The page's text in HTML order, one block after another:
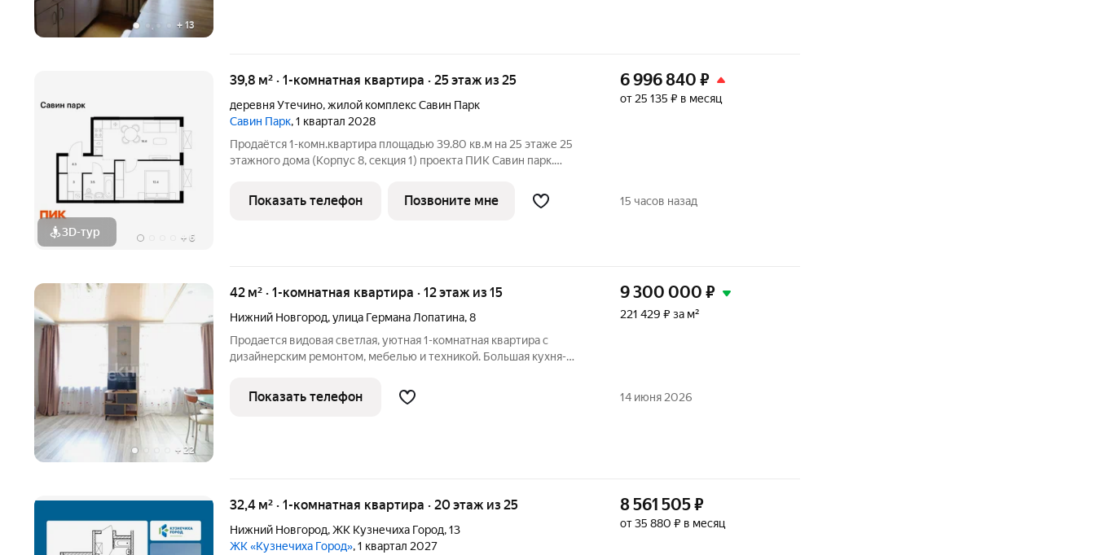
+ 13
3D-тур + 6
39,8 м² · 1-комнатная квартира · 25 этаж из 25
деревня Утечино,жилой комплекс Савин Парк
Савин Парк, 1 квартал 2028
Продаётся 1-комн.квартира площадью 39.80 кв.м на 25 этаже 25
этажного дома (Корпус 8, секция 1) проекта ПИК Савин парк.
планировка, большие окна, с отделкой. Жилой квартал «Савин
парк»
6 996 840 ₽
от 25 135 ₽ в месяц
Показать телефон Позвоните мне 15 часов назад
+ 22
42 м² · 1-комнатная квартира · 12 этаж из 15
Нижний Новгород,улица Германа Лопатина,8
Продается видовая светлая, уютная 1-комнатная квартира с
дизайнерским ремонтом, мебелью и техникой. Большая кухня-
комнату и кухню. Прекрасный вид из окон на Лопатинский сквер с
детскими и
9 300 000 ₽
221 429 ₽ за м²
Показать телефон 14 июня 2026
32,4 м² · 1-комнатная квартира · 20 этаж из 25
Нижний Новгород,ЖК Кузнечиха Город,13
ЖК «Кузнечиха Город», 1 квартал 2027
8 561 505₽
от 35 880 ₽ в месяц